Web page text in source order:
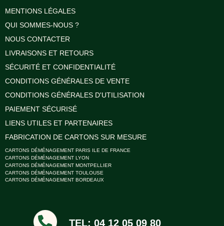
MENTIONS LÉGALES
QUI SOMMES-NOUS ?
NOUS CONTACTER
LIVRAISONS ET RETOURS
SÉCURITÉ ET CONFIDENTIALITÉ
CONDITIONS GÉNÉRALES DE VENTE
CONDITIONS GÉNÉRALES D'UTILISATION
PAIEMENT SÉCURISÉ
LIENS UTILES ET PARTENAIRES
FABRICATION DE CARTONS SUR MESURE
CARTONS DÉMÉNAGEMENT PARIS ILE DE FRANCE
CARTONS DÉMÉNAGEMENT LYON
CARTONS DÉMÉNAGEMENT MONTPELLIER
CARTONS DÉMÉNAGEMENT TOULOUSE
CARTONS DÉMÉNAGEMENT BORDEAUX
TEL: 04 12 05 09 80